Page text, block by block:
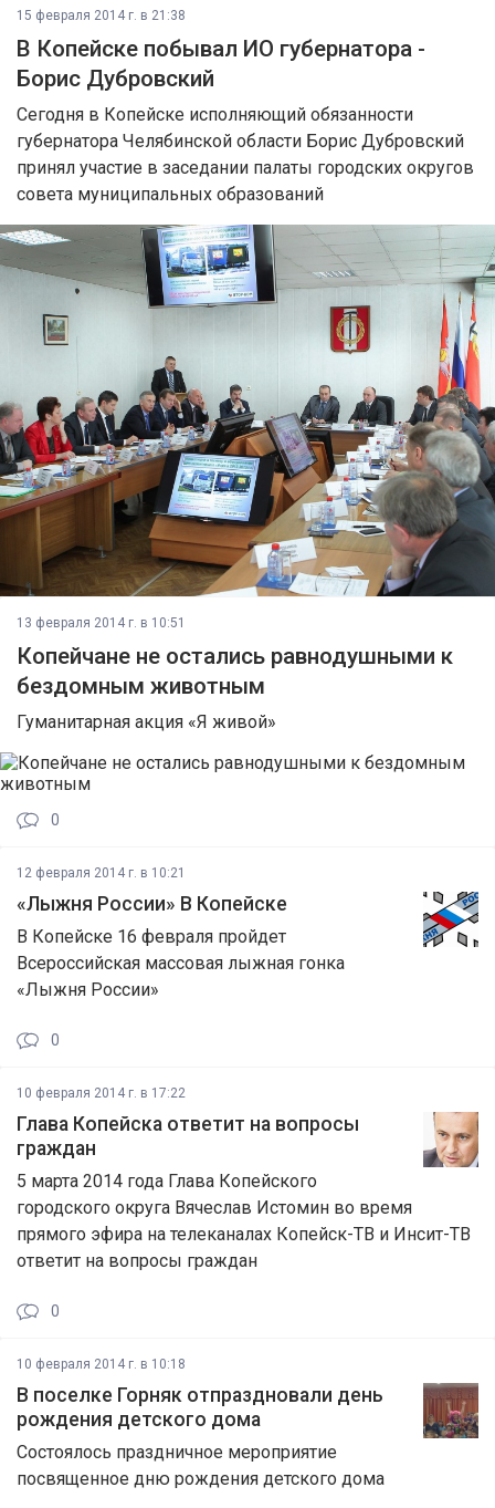
15 февраля 2014 г. в 21:38
В Копейске побывал ИО губернатора -
Борис Дубровский
Сегодня в Копейске исполняющий обязанности
губернатора Челябинской области Борис Дубровский
принял участие в заседании палаты городских округов
совета муниципальных образований
13 февраля 2014 г. в 10:51
Копейчане не остались равнодушными к
бездомным животным
Гуманитарная акция «Я живой»
0
12 февраля 2014 г. в 10:21
«Лыжня России» В Копейске
В Копейске 16 февраля пройдет
Всероссийская массовая лыжная гонка
«Лыжня России»
0
10 февраля 2014 г. в 17:22
Глава Копейска ответит на вопросы
граждан
5 марта 2014 года Глава Копейского
городского округа Вячеслав Истомин во время
прямого эфира на телеканалах Копейск-ТВ и Инсит-ТВ
ответит на вопросы граждан
0
10 февраля 2014 г. в 10:18
В поселке Горняк отпраздновали день
рождения детского дома
Состоялось праздничное мероприятие
посвященное дню рождения детского дома